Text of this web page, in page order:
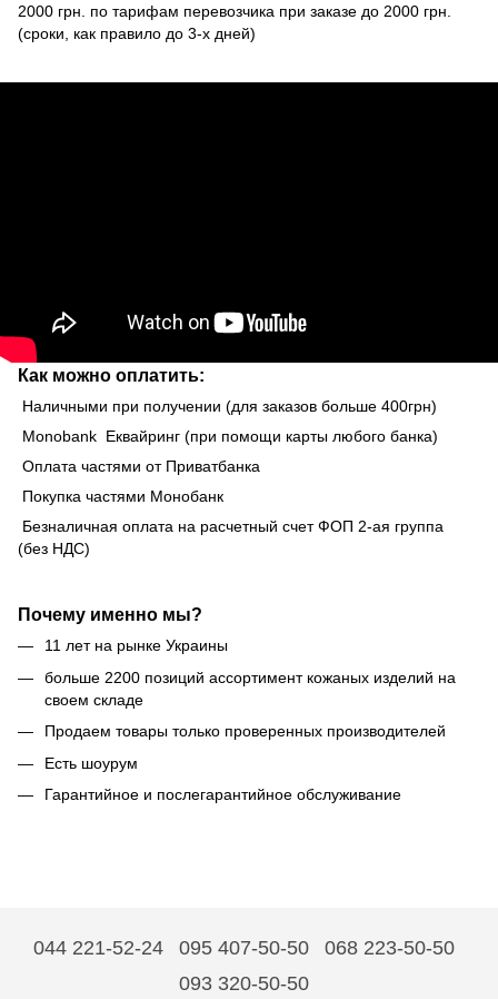
2000 грн. по тарифам перевозчика при заказе до 2000 грн.
(сроки, как правило до 3-х дней)
Как можно оплатить:
Наличными при получении (для заказов больше 400грн)
Monobank Еквайринг (при помощи карты любого банка)
Оплата частями от Приватбанка
Покупка частями Монобанк
Безналичная оплата на расчетный счет ФОП 2-ая группа
(без НДС)
Почему именно мы?
11 лет на рынке Украины
больше 2200 позиций ассортимент кожаных изделий на
своем складе
Продаем товары только проверенных производителей
Есть шоурум
Гарантийное и послегарантийное обслуживание
044 221-52-24 095 407-50-50
068 223-50-50
093 320-50-50